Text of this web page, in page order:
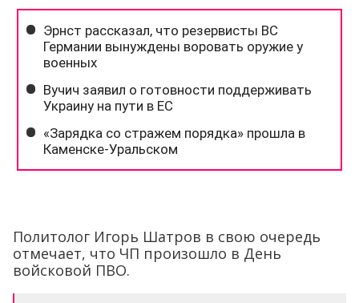
Политолог Игорь Шатров в свою очередь
отмечает, что ЧП произошло в День
войсковой ПВО.